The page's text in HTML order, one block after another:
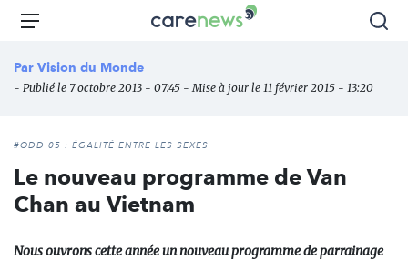
Aller
principal
Carenews,
des
l'engagement
Menu
Par Vision du Monde
- Publié le 7 octobre 2013 - 07:45 - Mise à jour le 11 février 2015 - 13:20
#ODD 05 : ÉGALITÉ ENTRE LES SEXES
Le nouveau programme de Van
Chan au Vietnam
Nous ouvrons cette année un nouveau programme de parrainage